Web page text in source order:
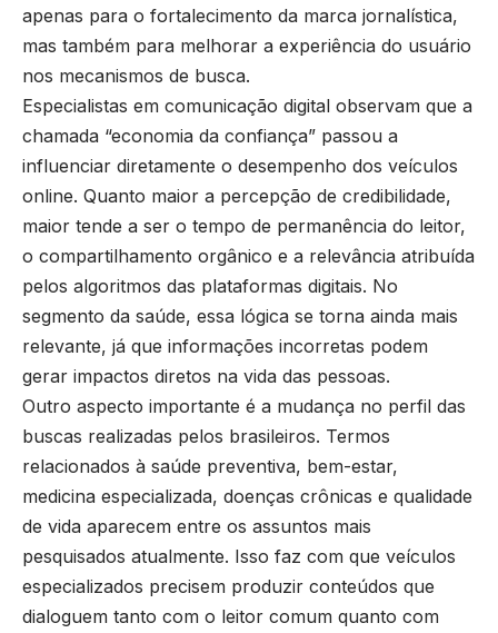
apenas para o fortalecimento da marca jornalística,
mas também para melhorar a experiência do usuário
nos mecanismos de busca.
Especialistas em comunicação digital observam que a
chamada “economia da confiança” passou a
influenciar diretamente o desempenho dos veículos
online. Quanto maior a percepção de credibilidade,
maior tende a ser o tempo de permanência do leitor,
o compartilhamento orgânico e a relevância atribuída
pelos algoritmos das plataformas digitais. No
segmento da saúde, essa lógica se torna ainda mais
relevante, já que informações incorretas podem
gerar impactos diretos na vida das pessoas.
Outro aspecto importante é a mudança no perfil das
buscas realizadas pelos brasileiros. Termos
relacionados à saúde preventiva, bem-estar,
medicina especializada, doenças crônicas e qualidade
de vida aparecem entre os assuntos mais
pesquisados atualmente. Isso faz com que veículos
especializados precisem produzir conteúdos que
dialoguem tanto com o leitor comum quanto com